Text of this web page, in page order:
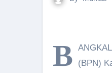
B
(BPN)